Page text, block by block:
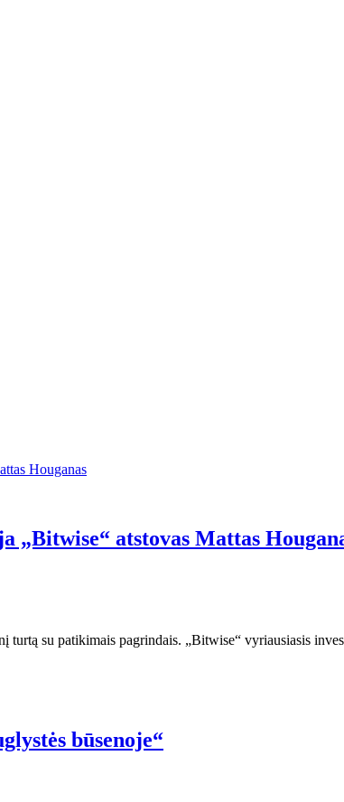
„Bitwise“ atstovas Mattas
turtą su patikimais pagrindais. „Bitwise“ vyriausiasis
būsenoje“